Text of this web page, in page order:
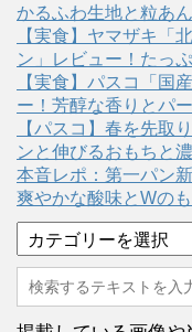
かるふわ生地と粒あ
【実食】ヤマザキ「
ン」レビュー！たっ
【実食】パスコ「国
ー！芳醇な香りとパ
【パスコ】春を先取
ンと伸びるおもちと
本音レポ：第一パン
爽やかな酸味とWの
テ
ゴ
リ
ー